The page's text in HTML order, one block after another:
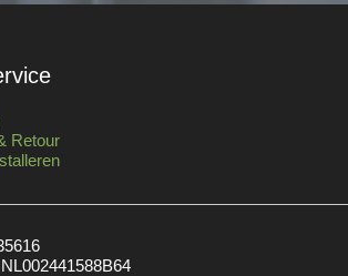
Retour
NL002441588B64